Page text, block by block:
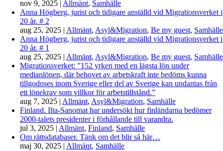
nov 9, 2025 | Allmänt, Samhälle
Anna Högberg, jurist och tidigare anställd vid Migrationsverket i
20 år. # 2
aug 25, 2025 | Allmänt, Asyl&Migration, Be my guest, Samhälle
Anna Högberg, jurist och tidigare anställd vid Migrationsverket i
20 år. # 1
aug 25, 2025 | Allmänt, Asyl&Migration, Be my guest, Samhälle
Migrationsverket: ”152 yrken med en lägsta lön under
medianlönen, där behovet av arbetskraft inte bedöms kunna
tillgodoses inom Sverige eller del av Sverige kan undantas från
ett lönekrav som villkor för arbetstillstånd.”
aug 7, 2025 | Allmänt, Asyl&Migration, Samhälle
Finland. Ilta-Sanomat har undersökt hur finländarna bedömer
2000-talets presidenter i förhållande till varandra.
jul 3, 2025 | Allmänt, Finland, Samhälle
Om rättsdatabaser. Tänk om det blir så här…
maj 30, 2025 | Allmänt, Samhälle